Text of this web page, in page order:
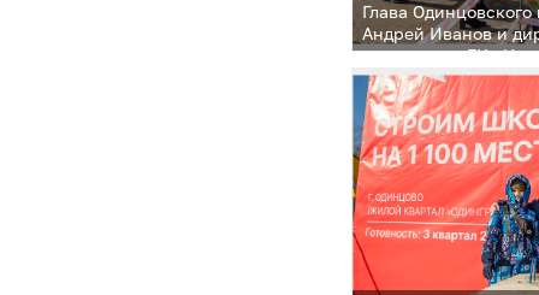
Глава Одинцовского
Андрей Иванов и
управления ГК
области Сергей
Одинцово заложили
в основание
воспитанников в
«Семейный»